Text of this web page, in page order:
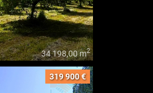
34 198,00 m2
319 900 €